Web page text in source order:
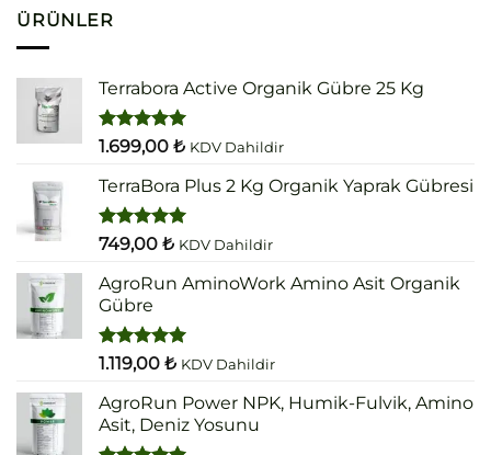
ÜRÜNLER
Terrabora Active Organik Gübre 25 Kg
5 üzerinden
oy
aldı
1.699,00 ₺ KDV Dahildir
TerraBora Plus 2 Kg Organik Yaprak Gübresi
5 üzerinden
oy
aldı
749,00 ₺ KDV Dahildir
AgroRun AminoWork Amino Asit Organik
Gübre
5 üzerinden
oy
aldı
1.119,00 ₺ KDV Dahildir
AgroRun Power NPK, Humik-Fulvik, Amino
Asit, Deniz Yosunu